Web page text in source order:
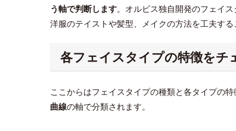
う軸で判断します。オルビス独自開発のフェイ
洋服のテイストや髪型、メイクの方法を工夫す
各フェイスタイプの特徴をチ
ここからはフェイスタイプの種類と各タイプの
曲線の軸で分類されます。